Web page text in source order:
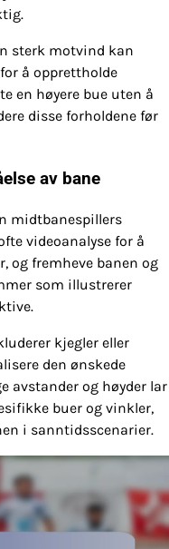
sterk motvind kan
å opprettholde
en høyere bue uten å
disse forholdene før
av bane
midtbanespillers
videoanalyse for å
og fremheve banen og
som illustrerer
kjegler eller
den ønskede
avstander og høyder lar
buer og vinkler,
i sanntidsscenarier.